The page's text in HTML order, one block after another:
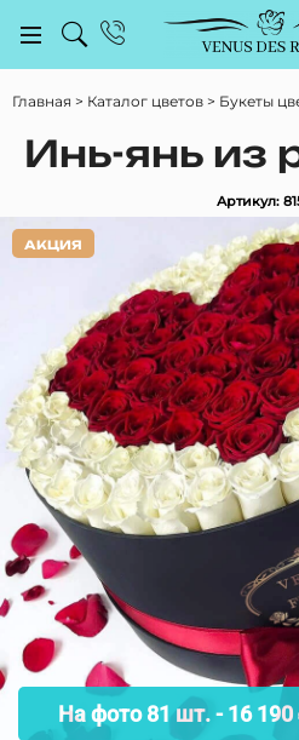
Главная Каталог цветов Букеты
Инь-янь из
Артикул:
На фото 81 шт. - 16 190
АКЦИЯ